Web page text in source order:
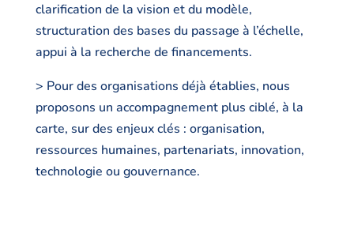
clarification de la vision et du modèle,
structuration des bases du passage à l’échelle,
appui à la recherche de financements.
> Pour des organisations déjà établies, nous
proposons un accompagnement plus ciblé, à la
carte, sur des enjeux clés : organisation,
ressources humaines, partenariats, innovation,
technologie ou gouvernance.